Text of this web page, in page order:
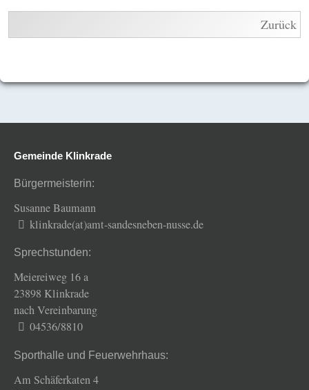
Zurück
Gemeinde Klinkrade
Bürgermeisterin:
Susanne Baumann
klinkrade(at)amt-sandesneben-nusse.de
Sprechstunden:
Meiereiweg 16 a
23898 Klinkrade
nach Vereinbarung
04536/8810
Sporthalle und Feuerwehrhaus:
Am Schäferkaten 4